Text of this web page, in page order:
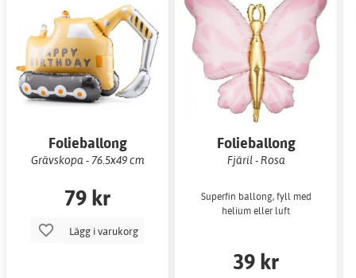
Folieballong
Grävskopa - 76.5x49 cm
79 kr
Lägg i varukorg
Folieballong
Fjäril - Rosa
Superfin ballong, fyll med
helium eller luft
39 kr